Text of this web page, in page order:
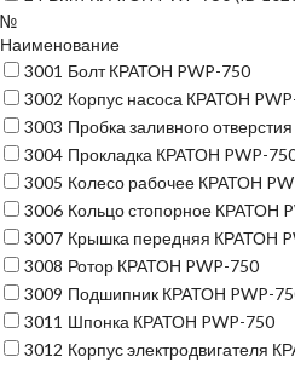
№
Наименование
3001 Болт КРАТОН PWP-750
3002 Корпус насоса КРАТОН
3003 Пробка заливного
3004 Прокладка КРАТОН PWP-
3005 Колесо рабочее КРАТОН
3006 Кольцо стопорное КРАТОН
3007 Крышка передняя КРАТОН
3008 Ротор КРАТОН PWP-750
3009 Подшипник КРАТОН PWP-
3011 Шпонка КРАТОН PWP-750
3012 Корпус электродвигателя